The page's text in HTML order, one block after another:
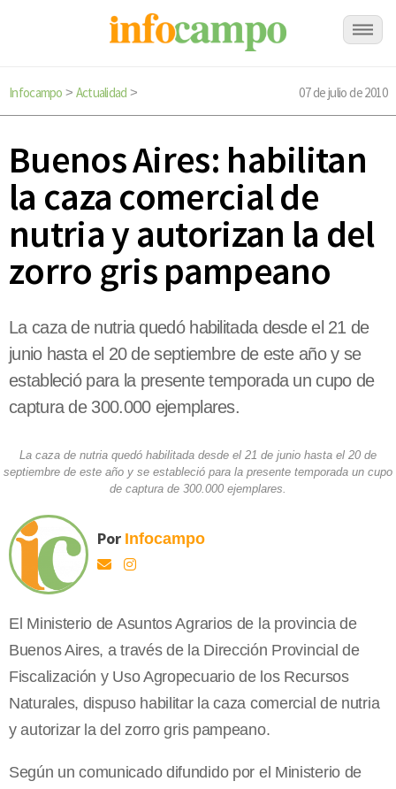
Infocampo > Actualidad > 07 de julio de 2010
Buenos Aires: habilitan
la caza comercial de
nutria y autorizan la del
zorro gris pampeano
La caza de nutria quedó habilitada desde el 21 de
junio hasta el 20 de septiembre de este año y se
estableció para la presente temporada un cupo de
captura de 300.000 ejemplares.
La caza de nutria quedó habilitada desde el 21 de junio hasta el 20 de
septiembre de este año y se estableció para la presente temporada un cupo
de captura de 300.000 ejemplares.
Por Infocampo
El Ministerio de Asuntos Agrarios de la provincia de
Buenos Aires, a través de la Dirección Provincial de
Fiscalización y Uso Agropecuario de los Recursos
Naturales, dispuso habilitar la caza comercial de nutria
y autorizar la del zorro gris pampeano.
Según un comunicado difundido por el Ministerio de